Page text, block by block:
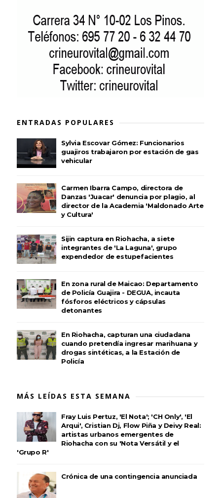
ENTRADAS POPULARES
Sylvia Escovar Gómez: Funcionarios
guajiros trabajaron por estación de gas
vehicular
Carmen Ibarra Campo, directora de
Danzas 'Juacar' denuncia por plagio, al
director de la Academia 'Maldonado Arte
y Cultura'
Sijin captura en Riohacha, a siete
integrantes de 'La Laguna', grupo
expendedor de estupefacientes
En zona rural de Maicao: Departamento
de Policía Guajira - DEGUA, incauta
fósforos eléctricos y cápsulas
detonantes
En Riohacha, capturan una ciudadana
cuando pretendía ingresar marihuana y
drogas sintéticas, a la Estación de
Policía
MÁS LEÍDAS ESTA SEMANA
Fray Luis Pertuz, 'El Nota'; 'CH Only', 'El
Arqui', Cristian Dj, Flow Piña y Deivy Real:
artistas urbanos emergentes de
Riohacha con su 'Nota Versátil y el
'Grupo R'
Crónica de una contingencia anunciada